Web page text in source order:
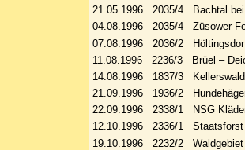
21.05.1996 2035/4 Bachtal bei
04.08.1996 2035/4 Züsower
07.08.1996 2036/2
11.08.1996 2236/3 Brüel –
14.08.1996 1837/3
21.09.1996 1936/2
22.09.1996 2338/1 NSG
12.10.1996 2336/1 Staatsforst
19.10.1996 2232/2 Waldgebiet